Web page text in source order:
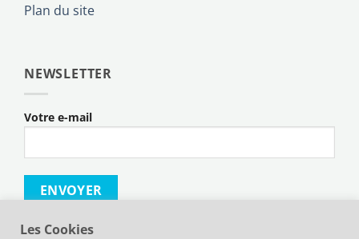
Plan du site
NEWSLETTER
Votre e-mail
Les Cookies